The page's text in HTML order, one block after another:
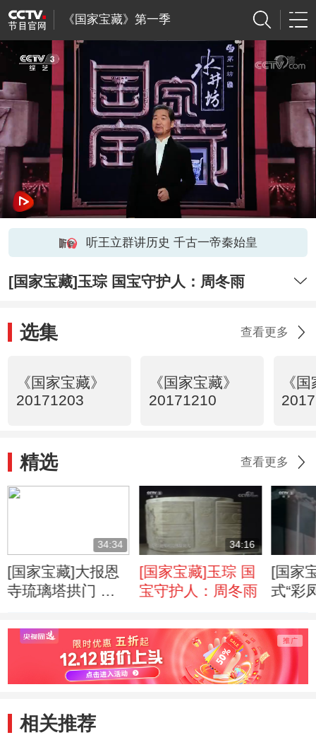
《国家宝藏》第一季
听王立群讲历史 千古一帝秦始皇
[国家宝藏]玉琮 国宝守护人：周冬雨
选集 查看更多
《国家宝藏》
20171203
《国家宝藏》
20171210
《
精选 查看更多
34:34
[国家宝藏]大报恩
寺琉璃塔拱门 国
34:16
[国家宝藏]玉琮 国
宝守护人：周冬雨
[国家
式“彩
孙淳
相关推荐